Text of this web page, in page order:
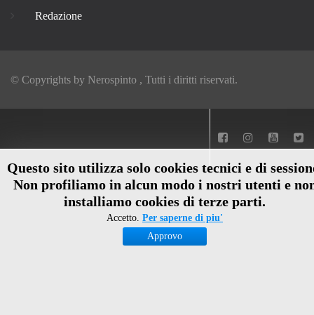
Questo sito utilizza solo cookies tecnici e di
Non profiliamo in alcun modo i nostri utenti e
installiamo cookies di terze parti.
Accetto. Per saperne di piu'
Approvo
Redazione
© Copyrights by Nerospinto , Tutti i diritti riservati.